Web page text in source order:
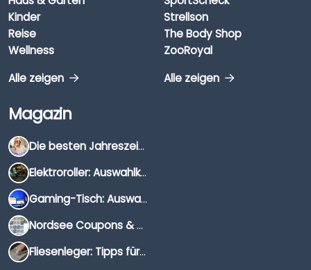
Kinder
Reise
Wellness
Alle zeigen
Strellson
The Body Shop
ZooRoyal
Alle zeigen
Magazin
Die besten Jahreszeiten für Schnäppchenjäger
Elektroroller: Auswahlkriterien, Unterschiede & Tipps
Gaming-Tisch: Auswahlkriterien, Unterschiede & Tipps
Nordsee Coupons & Gutscheine 2026
Fliesenleger: Tipps für die Auswahl